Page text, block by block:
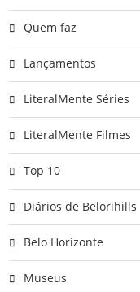
Quem faz
Lançamentos
LiteralMente Séries
LiteralMente Filmes
Top 10
Diários de Belorihills
Belo Horizonte
Museus